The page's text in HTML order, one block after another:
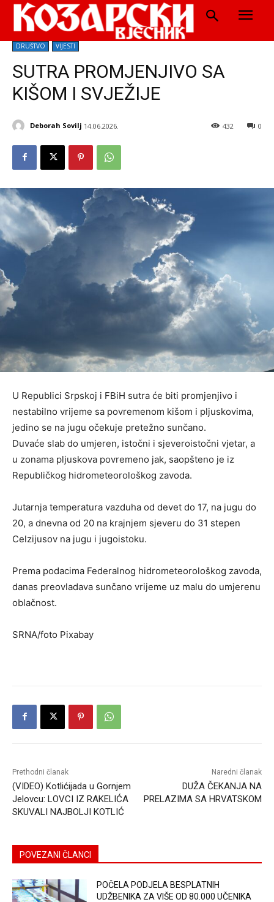
DRUŠTVO VIJESTI
SUTRA PROMJENJIVO SA
KIŠOM I SVJEŽIJE
Deborah Sovilj 14.06.2026. 0
432
U Republici Srpskoj i FBiH sutra će biti promjenjivo i
nestabilno vrijeme sa povremenom kišom i pljuskovima,
jedino se na jugu očekuje pretežno sunčano.
Duvaće slab do umjeren, istočni i sjeveroistočni vjetar, a
u zonama pljuskova povremeno jak, saopšteno je iz
Republičkog hidrometeorološkog zavoda.
Jutarnja temperatura vazduha od devet do 17, na jugu do
20, a dnevna od 20 na krajnjem sjeveru do 31 stepen
Celzijusov na jugu i jugoistoku.
Prema podacima Federalnog hidrometeorološkog zavoda,
danas preovladava sunčano vrijeme uz malu do umjerenu
oblačnost.
SRNA/foto Pixabay
Prethodni članak
(VIDEO) Kotlićijada u Gornjem
Jelovcu: LOVCI IZ RAKELIĆA
SKUVALI NAJBOLJI KOTLIĆ
Naredni članak
DUŽA ČEKANJA NA
PRELAZIMA SA HRVATSKOM
POVEZANI ČLANCI
POČELA PODJELA BESPLATNIH
UDŽBENIKA ZA VIŠE OD 80.000 UČENIKA